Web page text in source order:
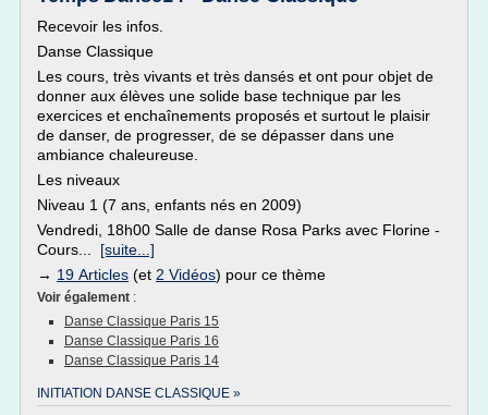
Recevoir les infos.
Danse Classique
Les cours, très vivants et très dansés et ont pour objet de
donner aux élèves une solide base technique par les
exercices et enchaînements proposés et surtout le plaisir
de danser, de progresser, de se dépasser dans une
ambiance chaleureuse.
Les niveaux
Niveau 1 (7 ans, enfants nés en 2009)
Vendredi, 18h00 Salle de danse Rosa Parks avec Florine -
Cours... [suite...]
→ 19 Articles (et 2 Vidéos) pour ce thème
Voir également :
Danse Classique Paris 15
Danse Classique Paris 16
Danse Classique Paris 14
INITIATION DANSE CLASSIQUE »